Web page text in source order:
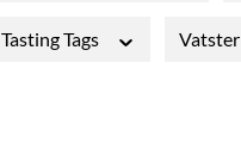
Tasting Tags